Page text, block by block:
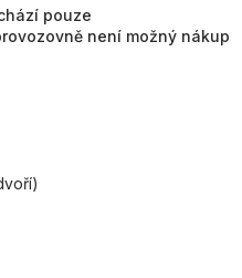
pouze
není možný nákup